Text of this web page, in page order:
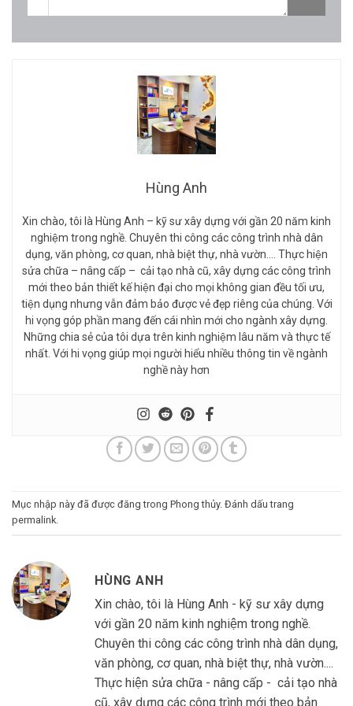
Hùng Anh
Xin chào, tôi là Hùng Anh – kỹ sư xây dựng với gần 20 năm kinh
nghiệm trong nghề. Chuyên thi công các công trình nhà dân
dụng, văn phòng, cơ quan, nhà biệt thự, nhà vườn…. Thực hiện
sửa chữa – nâng cấp – cải tạo nhà cũ, xây dựng các công trình
mới theo bản thiết kế hiện đại cho mọi không gian đều tối ưu,
tiện dụng nhưng vẫn đảm bảo được vẻ đẹp riêng của chúng. Với
hi vọng góp phần mang đến cái nhìn mới cho ngành xây dựng.
Những chia sẻ của tôi dựa trên kinh nghiệm lâu năm và thực tế
nhất. Với hi vọng giúp mọi người hiểu nhiều thông tin về ngành
nghề này hơn
Mục nhập này đã được đăng trong Phong thủy. Đánh dấu trang
permalink.
HÙNG ANH
Xin chào, tôi là Hùng Anh - kỹ sư xây dựng
với gần 20 năm kinh nghiệm trong nghề.
Chuyên thi công các công trình nhà dân dụng,
văn phòng, cơ quan, nhà biệt thự, nhà vườn....
Thực hiện sửa chữa - nâng cấp - cải tạo nhà
cũ, xây dựng các công trình mới theo bản